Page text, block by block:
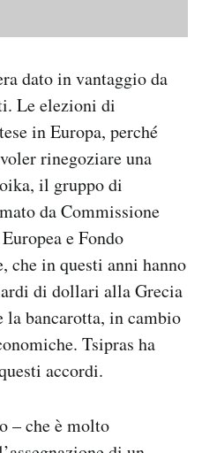
dato in vantaggio da
Le elezioni di
in Europa, perché
rinegoziare una
il gruppo di
da Commissione
e Fondo
che in questi anni hanno
di dollari alla Grecia
bancarotta, in cambio
Tsipras ha
accordi.
– che è molto